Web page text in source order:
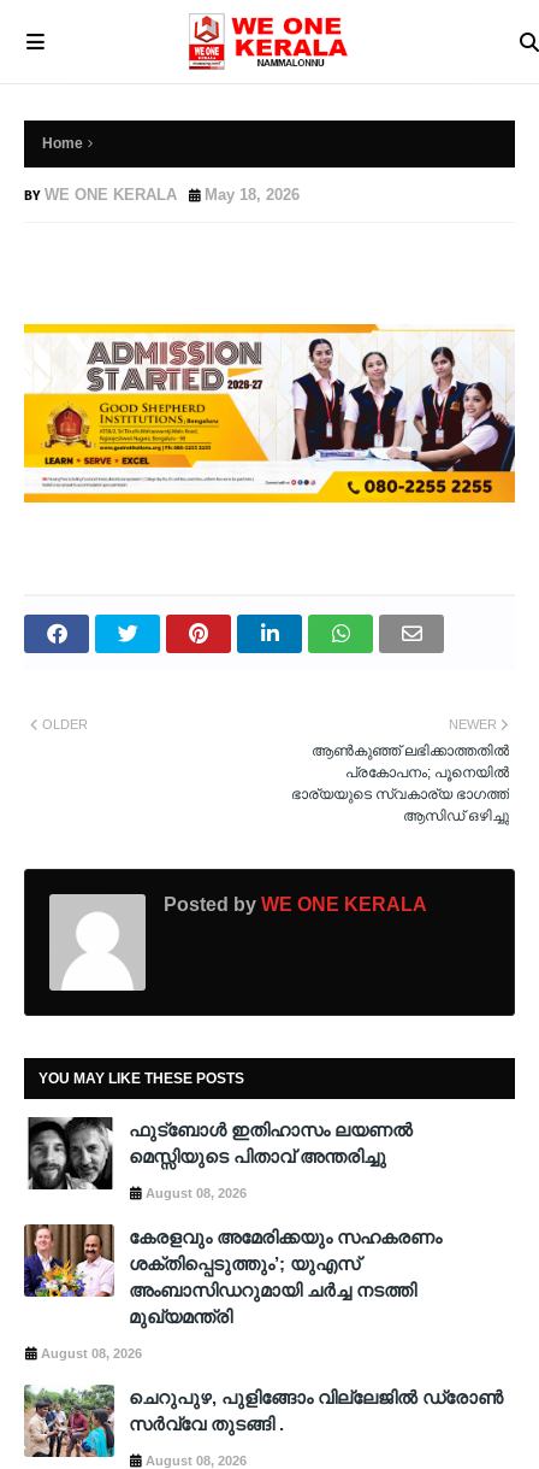
Home
WE ONE KERALA May 18, 2026
NEWER
ആണ്‍കുഞ്ഞ് ലഭിക്കാത്തതിൽ
പ്രകോപനം; പൂനെയിൽ
ഭാര്യയുടെ സ്വകാര്യ ഭാഗത്ത്
ആസിഡ് ഒ‍ഴിച്ചു
OLDER
Posted by WE ONE KERALA
YOU MAY LIKE THESE POSTS
ഫുട്ബോൾ ഇതിഹാസം ലയണൽ
മെസ്സിയുടെ പിതാവ് അന്തരിച്ചു
August 08, 2026
കേരളവും അമേരിക്കയും സഹകരണം
ശക്തിപ്പെടുത്തും’; യുഎസ്
അംബാസിഡറുമായി ചർച്ച നടത്തി
മുഖ്യമന്ത്രി
August 08, 2026
ചെറുപുഴ, പുളിങ്ങോം വില്ലേജിൽ ഡ്രോൺ
സർവ്വേ തുടങ്ങി .
August 08, 2026